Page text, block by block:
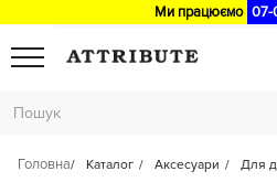
Ми працюємо 07-
Головна Каталог Аксесуари
Для